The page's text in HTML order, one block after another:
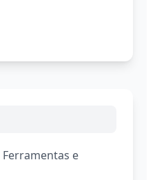
Ferramentas e